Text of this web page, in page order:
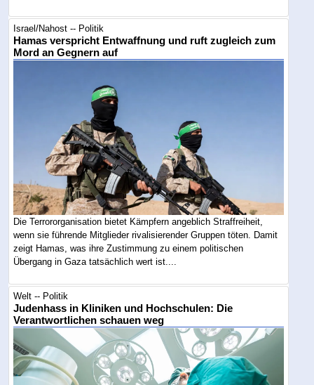
Israel/Nahost -- Politik
Hamas verspricht Entwaffnung und ruft zugleich zum
Mord an Gegnern auf
Die Terrororganisation bietet Kämpfern angeblich Straffreiheit,
wenn sie führende Mitglieder rivalisierender Gruppen töten. Damit
zeigt Hamas, was ihre Zustimmung zu einem politischen
Übergang in Gaza tatsächlich wert ist....
Welt -- Politik
Judenhass in Kliniken und Hochschulen: Die
Verantwortlichen schauen weg